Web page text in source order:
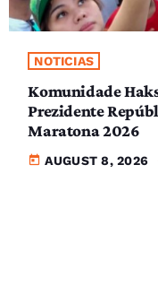
NOTICIAS
Komunidade
Prezidente
Maratona 2026
today AUGUST 8, 2026